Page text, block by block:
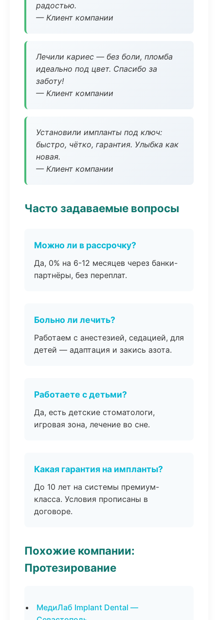
радостью.
— Клиент компании
Лечили кариес — без боли, пломба
идеально под цвет. Спасибо за
заботу!
— Клиент компании
Установили импланты под ключ:
быстро, чётко, гарантия. Улыбка как
новая.
— Клиент компании
Часто задаваемые вопросы
Можно ли в рассрочку?
Да, 0% на 6-12 месяцев через банки-
партнёры, без переплат.
Больно ли лечить?
Работаем с анестезией, седацией, для
детей — адаптация и закись азота.
Работаете с детьми?
Да, есть детские стоматологи,
игровая зона, лечение во сне.
Какая гарантия на импланты?
До 10 лет на системы премиум-
класса. Условия прописаны в
договоре.
Похожие компании:
Протезирование
МедиЛаб Implant Dental —